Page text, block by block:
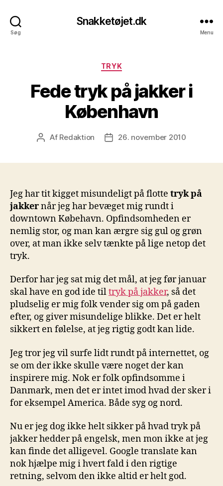
Søg
Snakketøjet.dk
Menu
Kategorier
TRYK
Fede tryk på jakker i
København
Indlægsforfatter
Af Redaktion Indlægsdato
26. november 2010
Jeg har tit kigget misundeligt på flotte tryk på
jakkernår jeg har bevæget mig rundt i
downtown Købehavn. Opfindsomheden er
nemlig stor, og man kan ærgre sig gul og grøn
over, at man ikke selv tænkte på lige netop det
tryk.
Derfor har jeg sat mig det mål, at jeg før januar
skal have en god ide tiltryk på jakker, så det
pludselig er mig folk vender sig om på gaden
efter, og giver misundelige blikke. Det er helt
sikkert en følelse, at jeg rigtig godt kan lide.
Jeg tror jeg vil surfe lidt rundt på internettet, og
se om der ikke skulle være noget der kan
inspirere mig. Nok er folk opfindsomme i
Danmark, men det er intet imod hvad der sker i
for eksempel America. Både syg og nord.
Nu er jeg dog ikke helt sikker på hvad tryk på
jakker hedder på engelsk, men mon ikke at jeg
kan finde det alligevel. Google translate kan
nok hjælpe mig i hvert fald i den rigtige
retning, selvom den ikke altid er helt god.